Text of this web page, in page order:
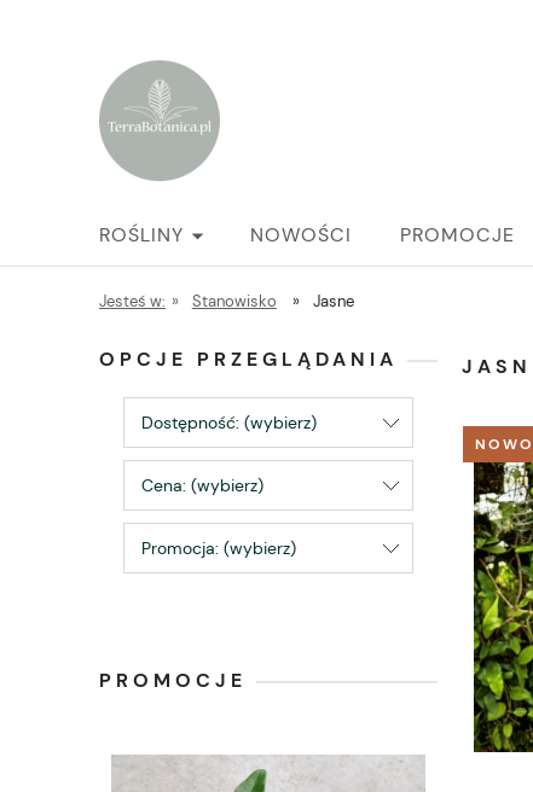
ROŚLINY NOWOŚCI PROMOCJE
Jesteś w: » Stanowisko » Jasne
OPCJE PRZEGLĄDANIA
Dostępność: (wybierz)
Cena: (wybierz)
Promocja: (wybierz)
PROMOCJE